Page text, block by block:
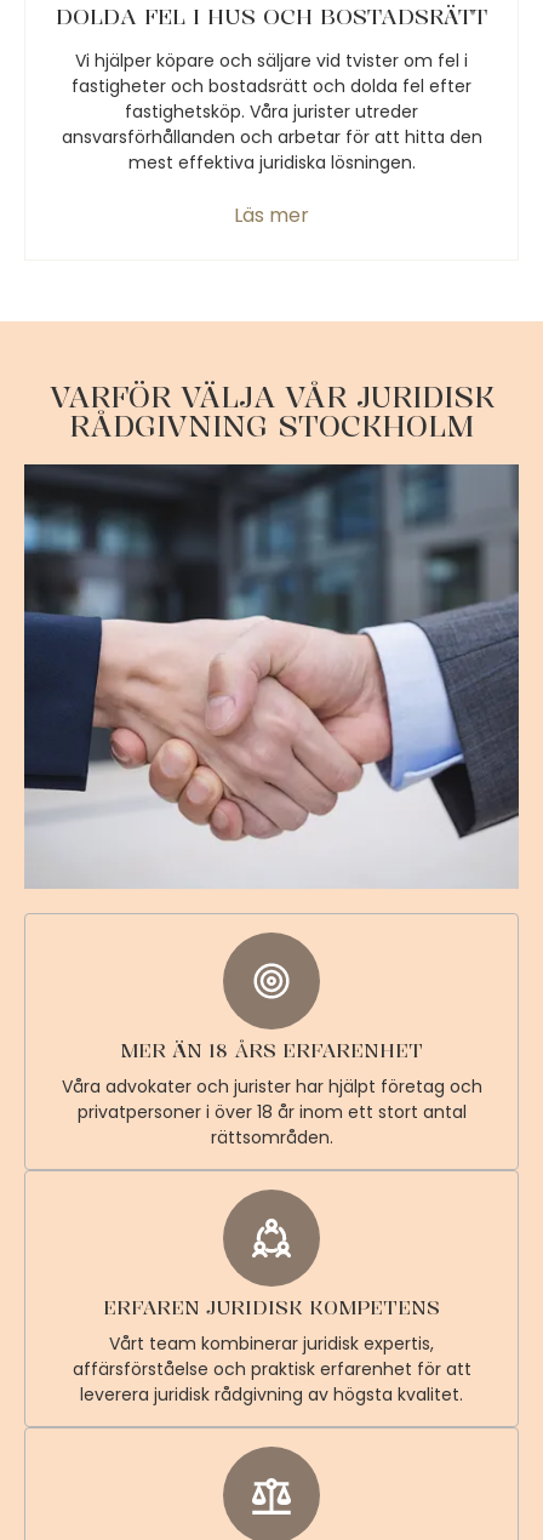
DOLDA FEL I HUS OCH BOSTADSRÄTT
Vi hjälper köpare och säljare vid tvister om fel i
fastigheter och bostadsrätt och dolda fel efter
fastighetsköp. Våra jurister utreder
ansvarsförhållanden och arbetar för att hitta den
mest effektiva juridiska lösningen.
Läs mer
VARFÖR VÄLJA VÅR JURIDISK
RÅDGIVNING STOCKHOLM
MER ÄN 18 ÅRS ERFARENHET
Våra advokater och jurister har hjälpt företag och
privatpersoner i över 18 år inom ett stort antal
rättsområden.
ERFAREN JURIDISK KOMPETENS
Vårt team kombinerar juridisk expertis,
affärsförståelse och praktisk erfarenhet för att
leverera juridisk rådgivning av högsta kvalitet.